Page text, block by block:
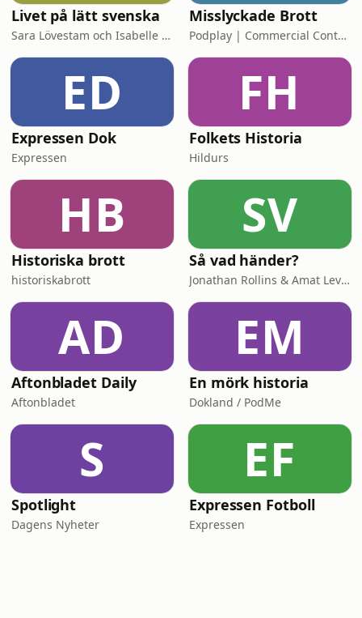
Livet på lätt svenska
Sara Lövestam och Isabelle Stromberg
Misslyckade Brott
Podplay | Commercial Content
ED
Expressen Dok
Expressen
FH
Folkets Historia
Hildurs
HB
Historiska brott
historiskabrott
SV
Så vad händer?
Jonathan Rollins & Amat Levin
AD
Aftonbladet Daily
Aftonbladet
EM
En mörk historia
Dokland / PodMe
S
Spotlight
Dagens Nyheter
EF
Expressen Fotboll
Expressen